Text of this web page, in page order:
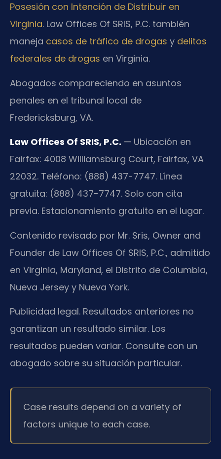
Posesión con Intención de Distribuir en
Virginia. Law Offices Of SRIS, P.C. también
maneja casos de tráfico de drogas y delitos
federales de drogas en Virginia.
Abogados compareciendo en asuntos
penales en el tribunal local de
Fredericksburg, VA.
Law Offices Of SRIS, P.C. — Ubicación en
Fairfax: 4008 Williamsburg Court, Fairfax, VA
22032. Teléfono: (888) 437-7747. Línea
gratuita: (888) 437-7747. Solo con cita
previa. Estacionamiento gratuito en el lugar.
Contenido revisado por Mr. Sris, Owner and
Founder de Law Offices Of SRIS, P.C., admitido
en Virginia, Maryland, el Distrito de Columbia,
Nueva Jersey y Nueva York.
Publicidad legal. Resultados anteriores no
garantizan un resultado similar. Los
resultados pueden variar. Consulte con un
abogado sobre su situación particular.
Case results depend on a variety of
factors unique to each case.